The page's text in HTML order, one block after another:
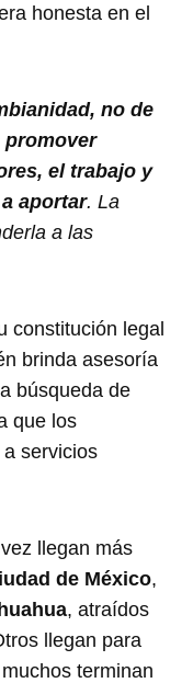
honesta en el
no de
promover
el trabajo y
aportar. La
a las
constitución legal
brinda asesoría
búsqueda de
que los
servicios
llegan más
de México,
, atraídos
llegan para
terminan